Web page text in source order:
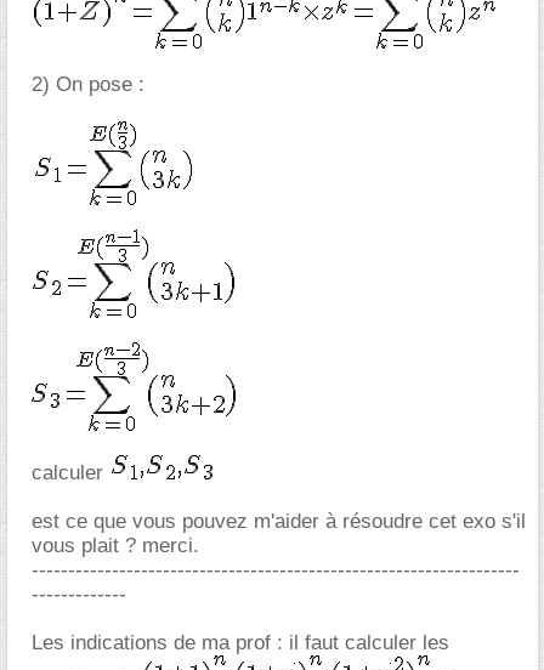
2) On pose :
calculer
est ce que vous pouvez m'aider à résoudre cet exo s'il
vous plait ? merci.
-------------------------------------------------------------------
-------------
Les indications de ma prof : il faut calculer les